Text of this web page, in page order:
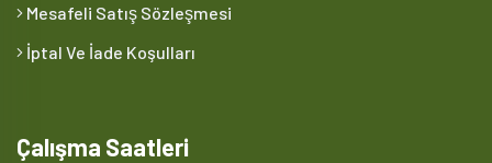
Mesafeli Satış Sözleşmesi
İptal Ve İade Koşulları
Çalışma Saatleri